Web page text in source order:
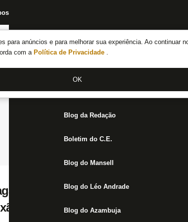
para anúncios e para melhorar sua experiência. Ao continuar
com a Política de Privacidade .
OK
Notícias do Botafogo
Fórum
Jogos
Blog da Redação
Boletim do C.E.
Blog do Mansell
Blog do Léo Andrade
Blog do Azambuja
e Dia do Torcedor do Botafogo:
a Estrela Solitária’